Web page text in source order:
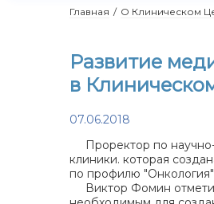
Главная / О Клиническом
Развитие
в
07.06.2018
Проректор по научно-
клиники. которая
по профилю
Виктор Фомин